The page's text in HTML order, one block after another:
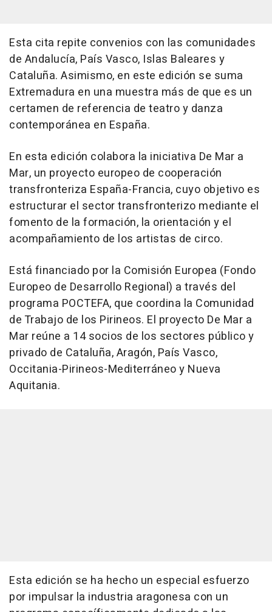
Esta cita repite convenios con las comunidades
de Andalucía, País Vasco, Islas Baleares y
Cataluña. Asimismo, en este edición se suma
Extremadura en una muestra más de que es un
certamen de referencia de teatro y danza
contemporánea en España.
En esta edición colabora la iniciativa De Mar a
Mar, un proyecto europeo de cooperación
transfronteriza España-Francia, cuyo objetivo es
estructurar el sector transfronterizo mediante el
fomento de la formación, la orientación y el
acompañamiento de los artistas de circo.
Está financiado por la Comisión Europea (Fondo
Europeo de Desarrollo Regional) a través del
programa POCTEFA, que coordina la Comunidad
de Trabajo de los Pirineos. El proyecto De Mar a
Mar reúne a 14 socios de los sectores público y
privado de Cataluña, Aragón, País Vasco,
Occitania-Pirineos-Mediterráneo y Nueva
Aquitania.
Esta edición se ha hecho un especial esfuerzo
por impulsar la industria aragonesa con un